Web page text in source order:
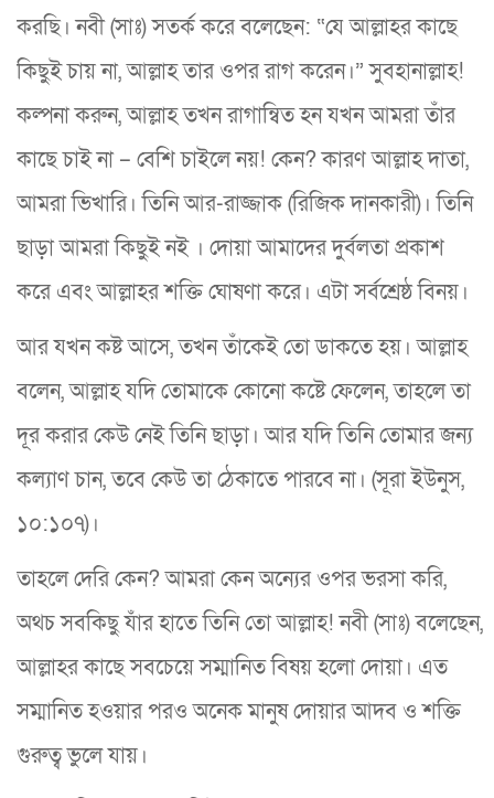
করছি। নবী (সাঃ) সতর্ক করে বলেছেন: “যে আল্লাহর কাছে
কিছুই চায় না, আল্লাহ তার ওপর রাগ করেন।” সুবহানাল্লাহ!
কল্পনা করুন, আল্লাহ তখন রাগান্বিত হন যখন আমরা তাঁর
কাছে চাই না – বেশি চাইলে নয়! কেন? কারণ আল্লাহ দাতা,
আমরা ভিখারি। তিনি আর-রাজ্জাক (রিজিক দানকারী)। তিনি
ছাড়া আমরা কিছুই নই । দোয়া আমাদের দুর্বলতা প্রকাশ
করে এবং আল্লাহর শক্তি ঘোষণা করে। এটা সর্বশ্রেষ্ঠ বিনয়।
আর যখন কষ্ট আসে, তখন তাঁকেই তো ডাকতে হয়। আল্লাহ
বলেন, আল্লাহ যদি তোমাকে কোনো কষ্টে ফেলেন, তাহলে তা
দূর করার কেউ নেই তিনি ছাড়া। আর যদি তিনি তোমার জন্য
কল্যাণ চান, তবে কেউ তা ঠেকাতে পারবে না। (সূরা ইউনুস,
১০:১০৭)।
তাহলে দেরি কেন? আমরা কেন অন্যের ওপর ভরসা করি,
অথচ সবকিছু যাঁর হাতে তিনি তো আল্লাহ! নবী (সাঃ) বলেছেন,
আল্লাহর কাছে সবচেয়ে সম্মানিত বিষয় হলো দোয়া। এত
সম্মানিত হওয়ার পরও অনেক মানুষ দোয়ার আদব ও শক্তি
গুরুত্ব ভুলে যায়।